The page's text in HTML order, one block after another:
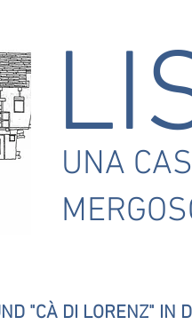
UNA
"CÀ DI LORENZ"